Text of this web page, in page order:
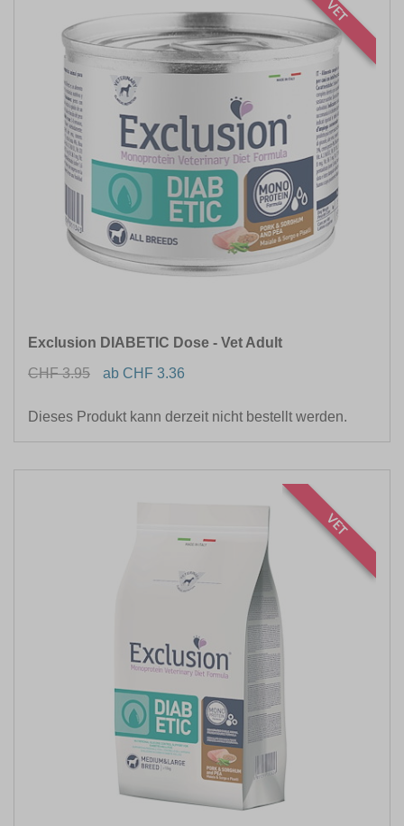
VET
Exclusion DIABETIC Dose - Vet Adult
CHF 3.95
ab CHF 3.36
Dieses Produkt kann derzeit nicht bestellt werden.
VET